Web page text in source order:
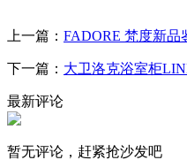
上一篇： FADORE 梵度新品
下一篇： 大卫洛克浴室柜
最新评论
暂无评论，赶紧抢沙发吧